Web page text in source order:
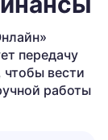
передачу
чтобы вести
работы